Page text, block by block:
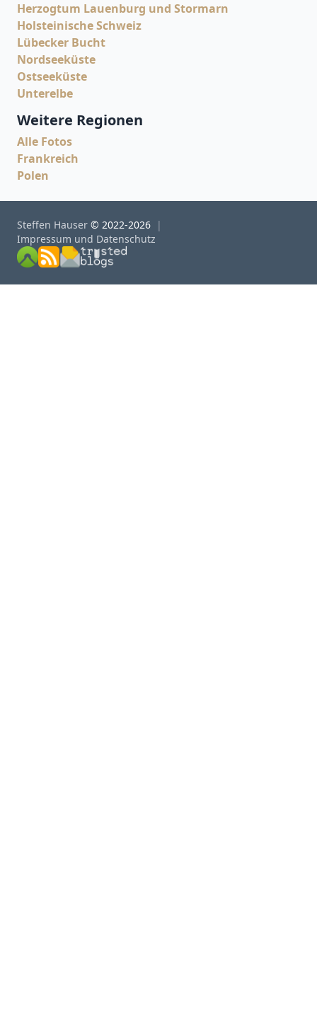
Herzogtum Lauenburg und Stormarn
Holsteinische Schweiz
Lübecker Bucht
Nordseeküste
Ostseeküste
Unterelbe
Weitere Regionen
Alle Fotos
Frankreich
Polen
Steffen Hauser © 2022-2026
Impressum und Datenschutz